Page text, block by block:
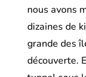
nous avons
dizaines de
grande des
découverte.